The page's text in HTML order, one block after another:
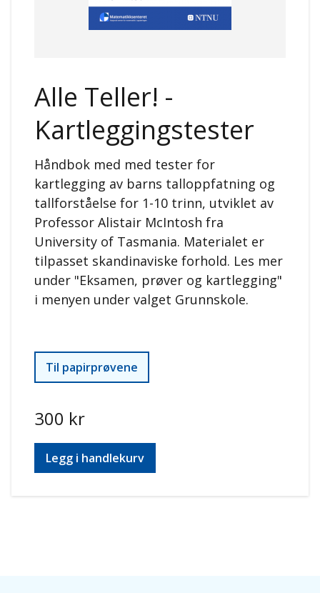
Alle Teller! -
Kartleggingstester
Håndbok med med tester for
kartlegging av barns talloppfatning og
tallforståelse for 1-10 trinn, utviklet av
Professor Alistair McIntosh fra
University of Tasmania. Materialet er
tilpasset skandinaviske forhold. Les mer
under "Eksamen, prøver og kartlegging"
i menyen under valget Grunnskole.
Til papirprøvene
300 kr